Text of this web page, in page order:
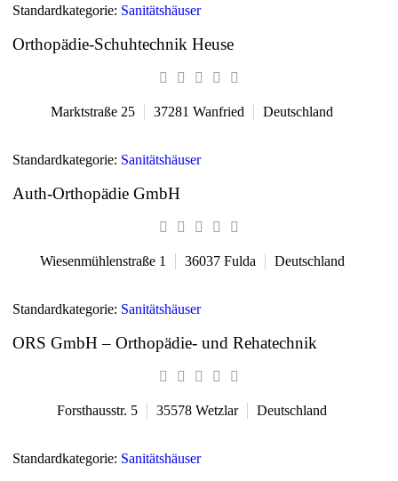
Standardkategorie: Sanitätshäuser
Orthopädie-Schuhtechnik Heuse
Marktstraße 25 37281 Wanfried Deutschland
Standardkategorie: Sanitätshäuser
Auth-Orthopädie GmbH
Wiesenmühlenstraße 1 36037 Fulda Deutschland
Standardkategorie: Sanitätshäuser
ORS GmbH – Orthopädie- und Rehatechnik
Forsthausstr. 5 35578 Wetzlar Deutschland
Standardkategorie: Sanitätshäuser